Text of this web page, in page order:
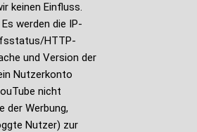
keinen Einfluss.
werden die IP-
HTTP-
und Version der
Nutzerkonto
nicht
der Werbung,
Nutzer) zur